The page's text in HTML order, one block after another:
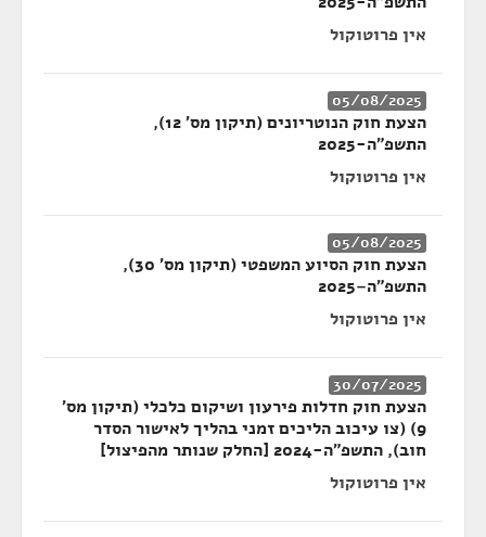
אין פרוטוקול
05/08/2025
הצעת חוק הנוטריונים (תיקון מס' 12),
התשפ"ה-2025
אין פרוטוקול
05/08/2025
הצעת חוק הסיוע המשפטי (תיקון מס' 30),
התשפ"ה–2025
אין פרוטוקול
30/07/2025
הצעת חוק חדלות פירעון ושיקום כלכלי (תיקון מס'
9) (צו עיכוב הליכים זמני בהליך לאישור הסדר
חוב), התשפ"ה-2024 [החלק שנותר מהפיצול]
אין פרוטוקול